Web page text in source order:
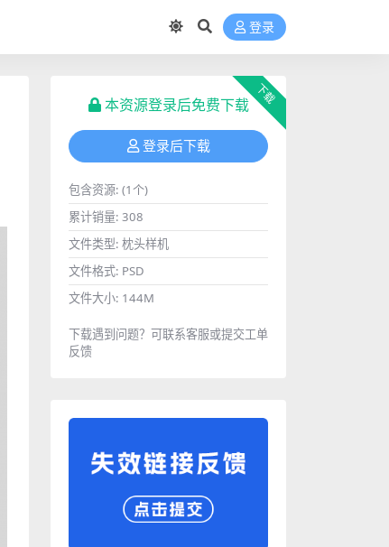
登录
下载
本资源登录后免费下载
登录后下载
包含资源: (1个)
累计销量: 308
文件类型: 枕头样机
文件格式: PSD
文件大小: 144M
下载遇到问题？可联系客服或提交工单
反馈